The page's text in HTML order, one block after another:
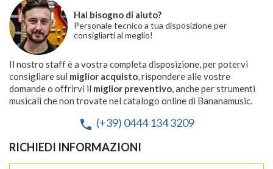
Hai bisogno di aiuto?
Personale tecnico a tua disposizione per
consigliarti al meglio!
Il nostro staff è a vostra completa disposizione, per potervi
consigliare sul miglior acquisto, rispondere alle vostre
domande o offrirvi il miglior preventivo, anche per strumenti
musicali che non trovate nel catalogo online di Bananamusic.
phone (+39) 0444 134 3209
RICHIEDI INFORMAZIONI